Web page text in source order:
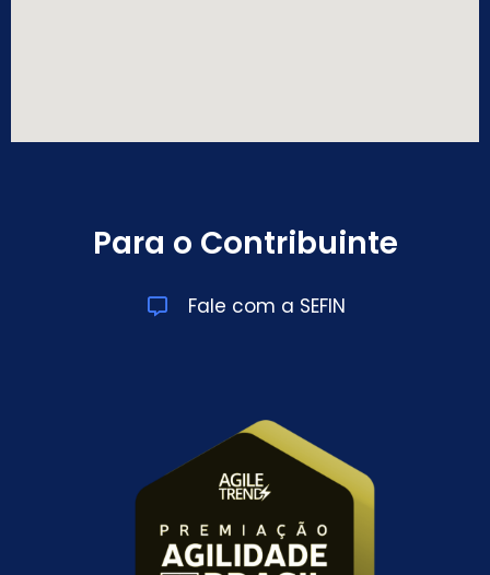
Para o Contribuinte
Fale com a SEFIN